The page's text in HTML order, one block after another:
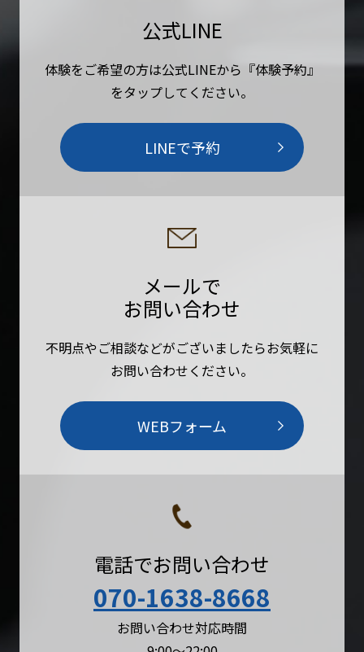
公式LINE
体験をご希望の方は公式LINEから『体験予約』
をタップしてください。
LINEで予約
メールで
お問い合わせ
不明点やご相談などがございましたらお気軽に
お問い合わせください。
WEBフォーム
電話でお問い合わせ
070-1638-8668
お問い合わせ対応時間